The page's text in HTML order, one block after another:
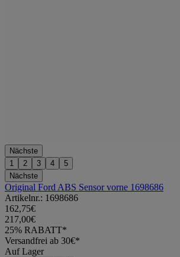
Nächste
1
2 3 4
5
Nächste
Original Ford ABS Sensor vorne 1698686
Artikelnr.: 1698686
162,75€
217,00€
25% RABATT*
Versandfrei ab 30€*
Auf Lager